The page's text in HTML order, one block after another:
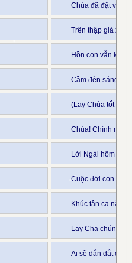
Chúa đã đặt vào
Trên thập giá xưa
Hồn con vẫn khát
Cầm đèn sáng
(Lạy Chúa tốt
Chúa! Chính
Lời Ngài hôm nao
Cuộc đời con chỉ
Khúc tân ca nào
Lạy Cha chúng
Ai sẽ dẫn dắt con